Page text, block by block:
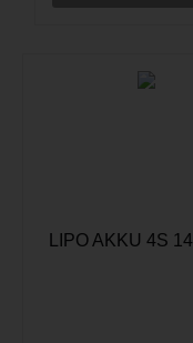
LIPO AKKU 4S